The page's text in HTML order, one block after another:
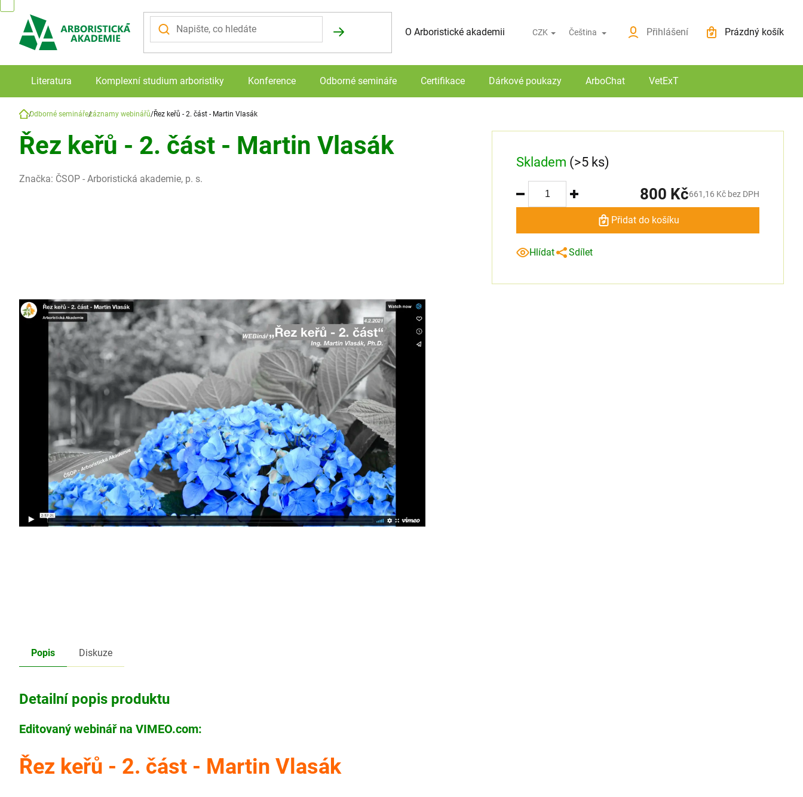
obsah
O Arboristické akademii Novinky O nákupu
CZK Čeština Přihlášení
Nákupní košík
Prázdný košík
Literatura Komplexní studium arboristiky Konference Odborné semináře Certifikace Dárkové poukazy ArboChat VetExT
DomůOdborné seminářezáznamy webinářů Řez keřů - 2. část - Martin Vlasák
Řez keřů - 2. část - Martin Vlasák
Značka: ČSOP - Arboristická akademie, p. s.
Popis Diskuze
Detailní popis produktu
Editovaný webinář na VIMEO.com:
Řez keřů - 2. část - Martin Vlasák
Skladem (>5 ks)
800 Kč661,16 Kč bez DPH
Přidat do košíku
Hlídat Sdílet